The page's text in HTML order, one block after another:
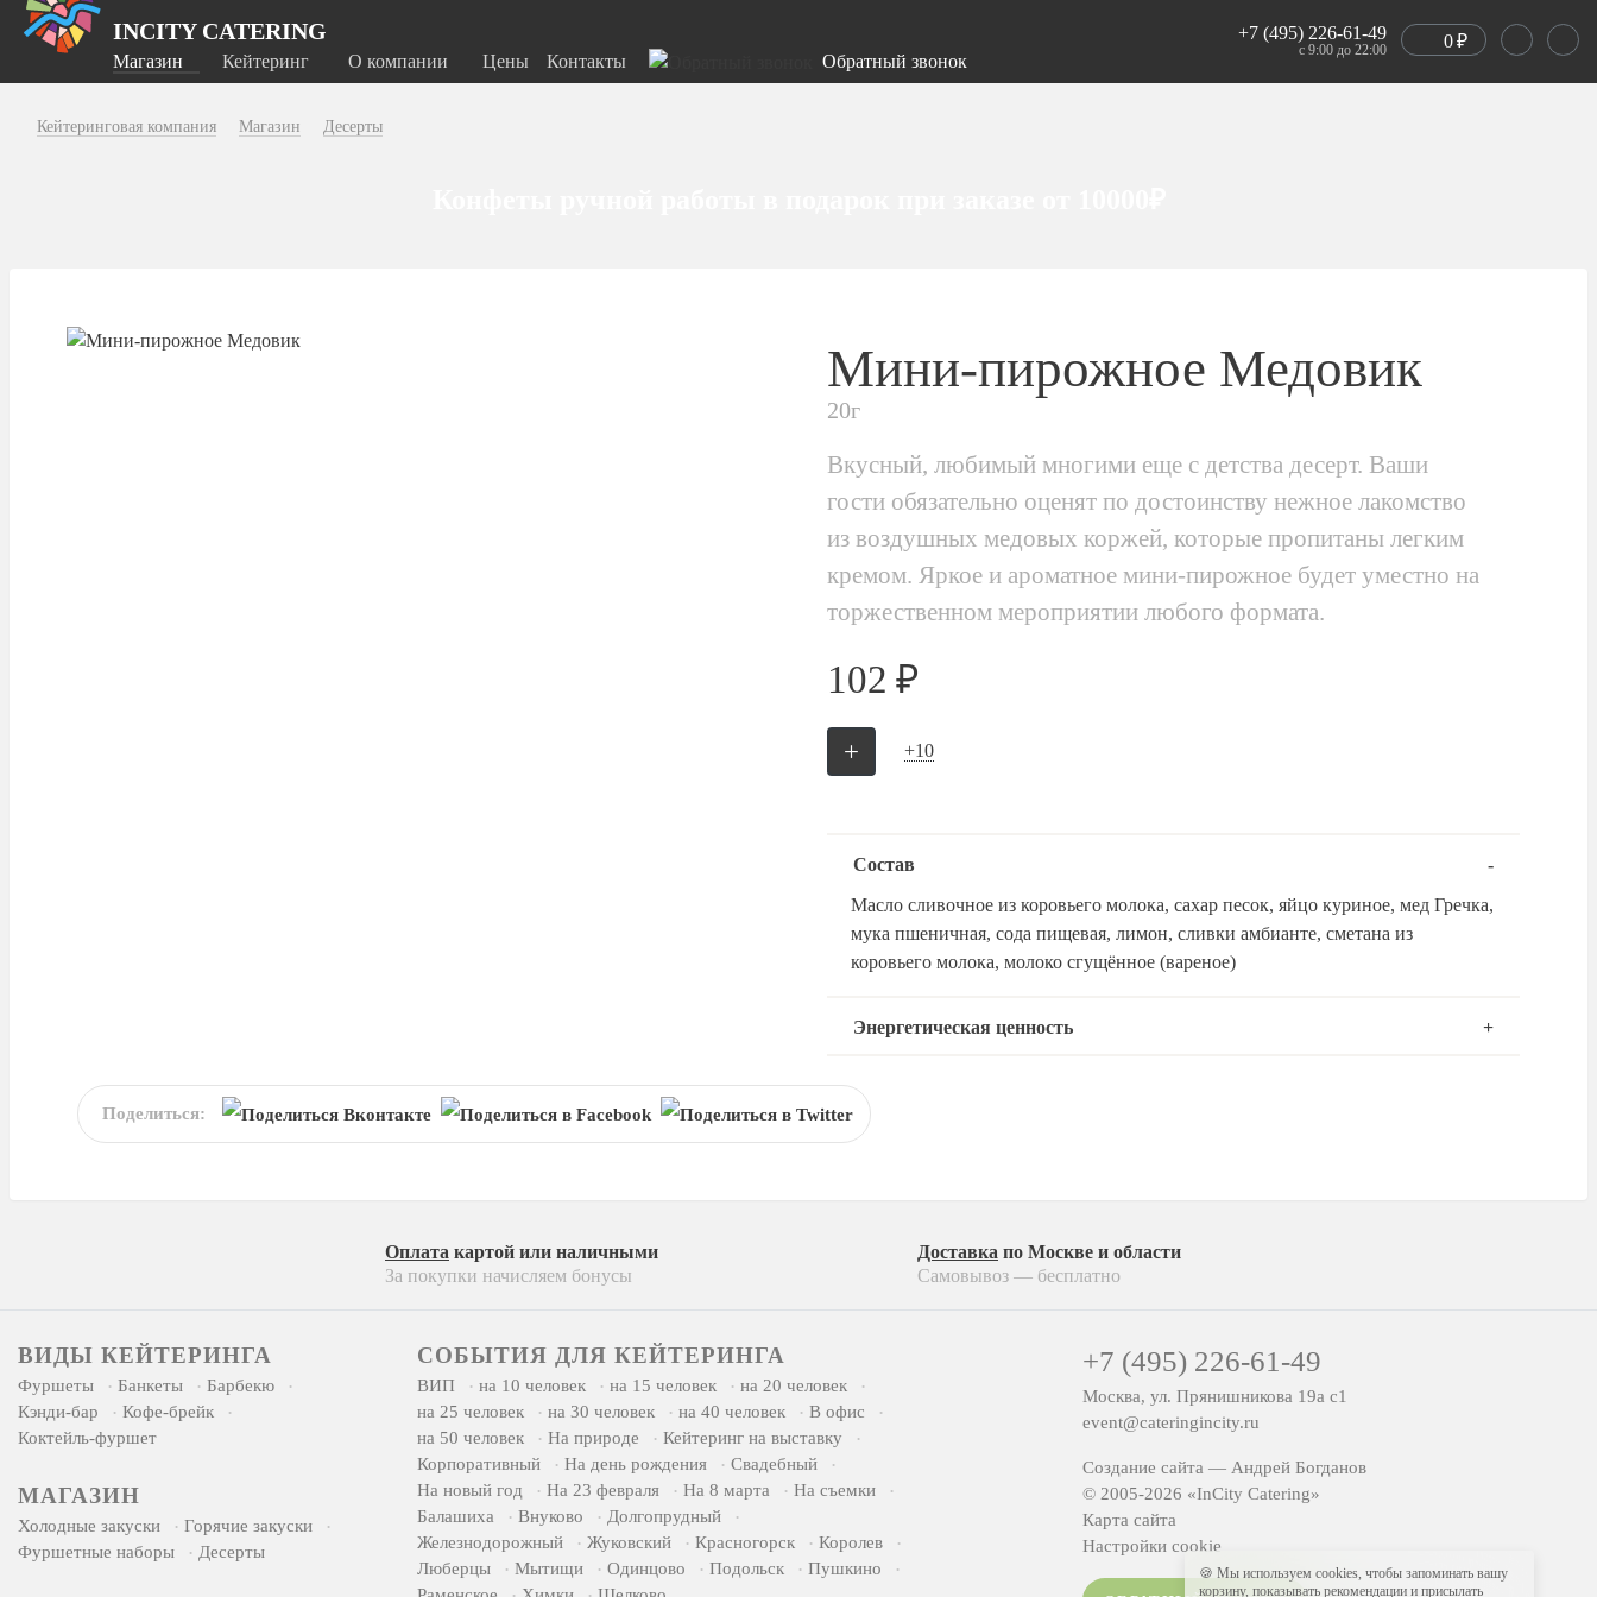
INCITY CATERING
Магазин Кейтеринг О компании Цены Контакты Обратный звонок
+7 (495) 226-61-49
с 9:00 до 22:00 0₽
Кейтеринговая компания Магазин Десерты
Мини-пирожное Медовик
20г
Вкусный, любимый многими еще с детства десерт. Ваши
гости обязательно оценят по достоинству нежное лакомство
из воздушных медовых коржей, которые пропитаны легким
кремом. Яркое и ароматное мини-пирожное будет уместно на
торжественном мероприятии любого формата.
102 ₽
+ +10
Состав
Масло сливочное из коровьего молока, сахар песок, яйцо куриное, мед Гречка,
мука пшеничная, сода пищевая, лимон, сливки амбианте, сметана из
коровьего молока, молоко сгущённое (вареное)
Энергетическая ценность
Поделиться:
Оплата картой или наличными
За покупки начисляем бонусы
Доставка по Москве и области
Самовывоз — бесплатно
ВИДЫ КЕЙТЕРИНГА
Фуршеты Банкеты
Барбекю
Кэнди-бар
Кофе-брейк
Коктейль-фуршет
МАГАЗИН
Холодные закуски
Горячие закуски
Фуршетные наборы
Десерты
СОБЫТИЯ ДЛЯ КЕЙТЕРИНГА
ВИП на 10 человек на 15 человек
на 20 человек
на 25 человек
на 30 человек на 40 человек
В офис
на 50 человек
На природе
Кейтеринг на выставку
Корпоративный
На день рождения
Свадебный
На новый год
На 23 февраля На 8 марта
На съемки
Балашиха
Внуково
Долгопрудный
Железнодорожный
Жуковский Красногорск
Королев
Люберцы
Мытищи Одинцово Подольск
Пушкино
+7 (495) 226-61-49
Москва, ул. Прянишникова 19а с1
event@cateringincity.ru
Создание сайта — Андрей Богданов
© 2005-2026 «InCity Catering»
Карта сайта
Настройки cookie
Спецпредложение!
🍪 Мы используем cookies, чтобы запоминать вашу
корзину, показывать рекомендации и присылать